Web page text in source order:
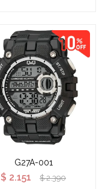
G27A-001
$ 2.151 $ 2.390